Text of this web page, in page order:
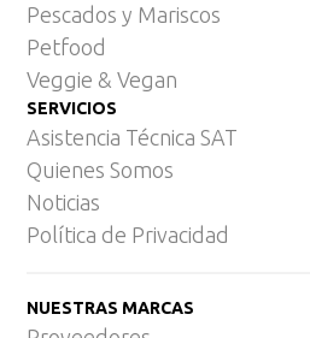
Pescados y Mariscos
Petfood
Veggie & Vegan
SERVICIOS
Asistencia Técnica SAT
Quienes Somos
Noticias
Política de Privacidad
NUESTRAS MARCAS